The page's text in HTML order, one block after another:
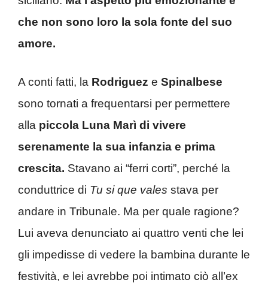
che non sono loro la sola fonte del suo
amore.
A conti fatti, la Rodriguez e Spinalbese
sono tornati a frequentarsi per permettere
alla piccola Luna Marì di vivere
serenamente la sua infanzia e prima
crescita. Stavano ai “ferri corti”, perché la
conduttrice di Tu si que vales stava per
andare in Tribunale. Ma per quale ragione?
Lui aveva denunciato ai quattro venti che lei
gli impedisse di vedere la bambina durante le
festività, e lei avrebbe poi intimato ciò all’ex